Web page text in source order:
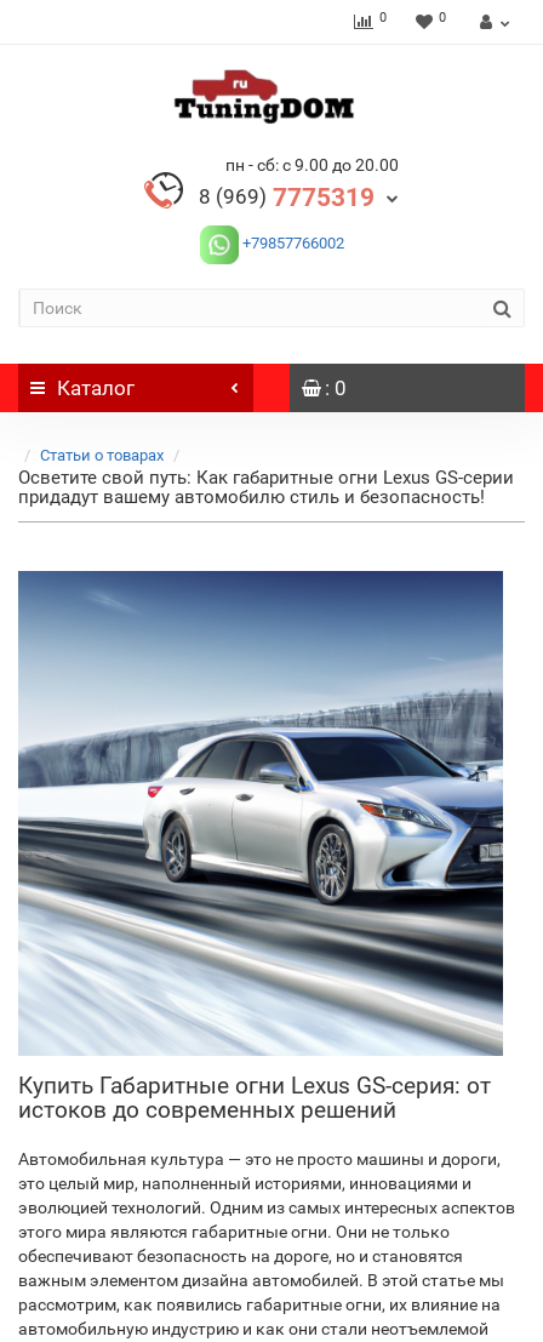
0 0
пн - сб: с 9.00 до 20.00
8 (969) 7775319
+79857766002
Каталог : 0
Статьи о товарах
Осветите свой путь: Как габаритные огни Lexus GS-серии
придадут вашему автомобилю стиль и безопасность!
Купить Габаритные огни Lexus GS-серия: от
истоков до современных решений
Автомобильная культура — это не просто машины и дороги,
это целый мир, наполненный историями, инновациями и
эволюцией технологий. Одним из самых интересных аспектов
этого мира являются габаритные огни. Они не только
обеспечивают безопасность на дороге, но и становятся
важным элементом дизайна автомобилей. В этой статье мы
рассмотрим, как появились габаритные огни, их влияние на
автомобильную индустрию и как они стали неотъемлемой